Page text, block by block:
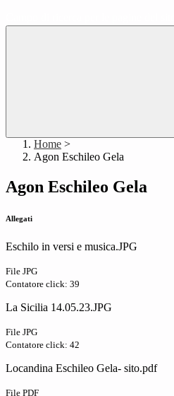
Home >
Agon Eschileo Gela
Agon Eschileo Gela
Allegati
Eschilo in versi e musica.JPG
File JPG
Contatore click: 39
La Sicilia 14.05.23.JPG
File JPG
Contatore click: 42
Locandina Eschileo Gela- sito.pdf
File PDF